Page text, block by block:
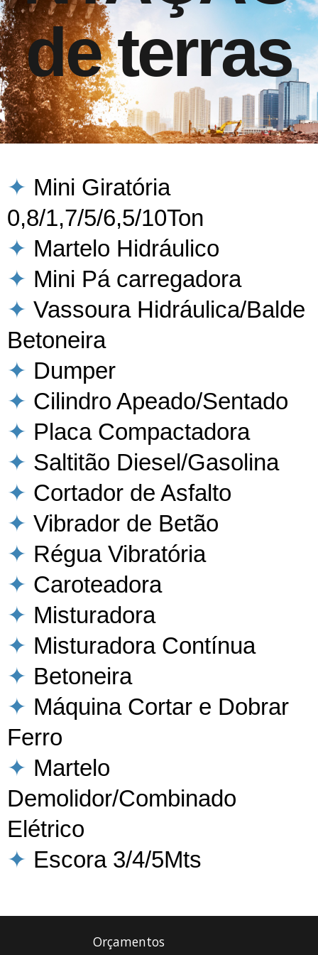
de terras
✦ Mini Giratória
0,8/1,7/5/6,5/10Ton
✦ Martelo Hidráulico
✦ Mini Pá carregadora
✦ Vassoura Hidráulica/Balde
Betoneira
✦ Dumper
✦ Cilindro Apeado/Sentado
✦ Placa Compactadora
✦ Saltitão Diesel/Gasolina
✦ Cortador de Asfalto
✦ Vibrador de Betão
✦ Régua Vibratória
✦ Caroteadora
✦ Misturadora
✦ Misturadora Contínua
✦ Betoneira
✦ Máquina Cortar e Dobrar
Ferro
✦ Martelo
Demolidor/Combinado
Elétrico
✦ Escora 3/4/5Mts
Orçamentos